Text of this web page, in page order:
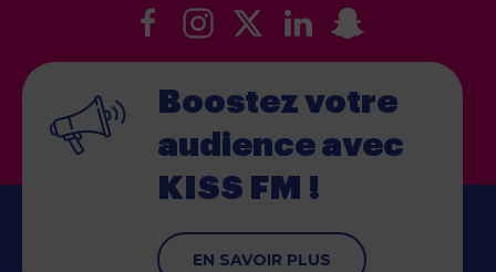
Boostez votre
audience avec
KISS FM !
EN SAVOIR PLUS